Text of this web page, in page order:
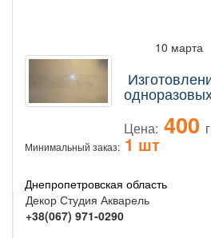
10 марта
Цена: 400
Минимальный заказ: 1 шт
Днепропетровская область
Декор Студия Акварель
+38(067) 971-0290